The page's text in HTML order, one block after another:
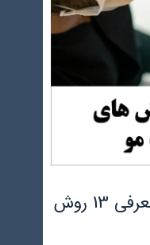
انواع روش های کاشت مو: معرفی 13 روش